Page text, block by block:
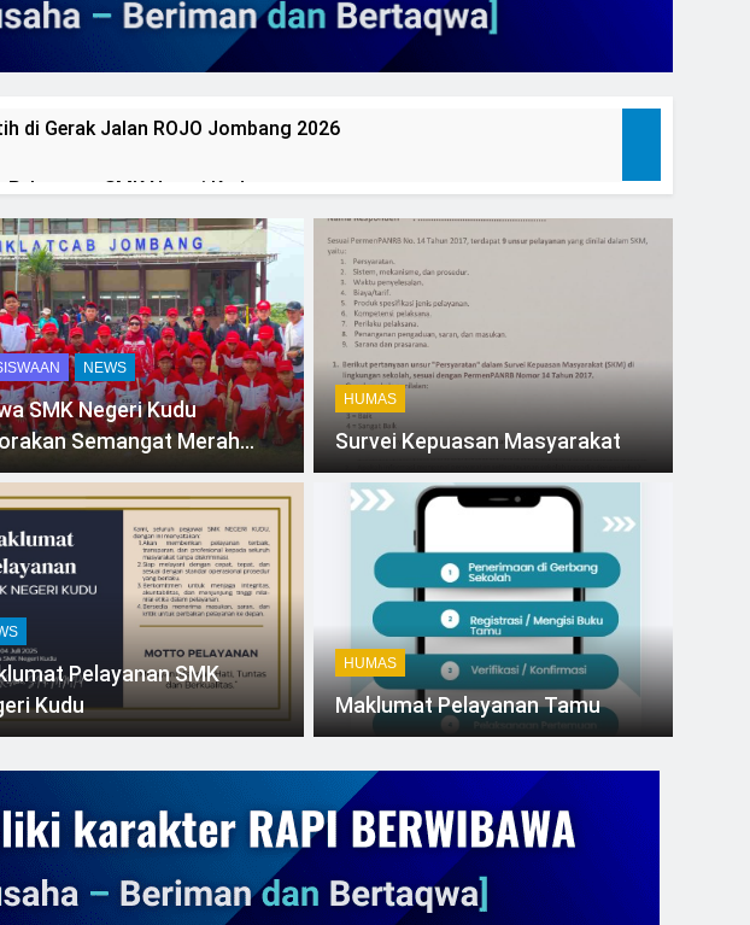
di Gerak Jalan ROJO Jombang 2026
SMK Negeri Kudu
PKL
NEWS
SMK Negeri Kudu
Semangat Merah
di Gerak Jalan ROJO
2026
HUMAS
Survei Kepuasan Masyarakat
Pelayanan SMK
Kudu
HUMAS
Maklumat Pelayanan Tamu